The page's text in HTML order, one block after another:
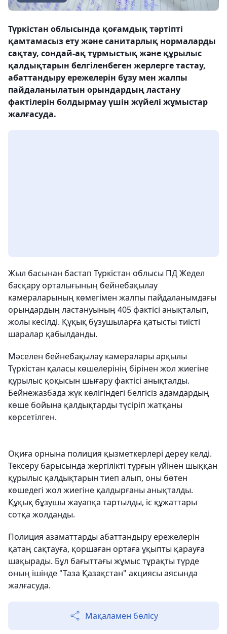
Түркістан облысында қоғамдық тәртіпті
қамтамасыз ету және санитарлық нормаларды
сақтау, сондай-ақ тұрмыстық және құрылыс
қалдықтарын белгіленбеген жерлерге тастау,
абаттандыру ережелерін бұзу мен жалпы
пайдаланылатын орындардың ластану
фактілерін болдырмау үшін жүйелі жұмыстар
жалғасуда.
Жыл басынан бастап Түркістан облысы ПД Жедел
басқару орталығының бейнебақылау
камераларының көмегімен жалпы пайдаланымдағы
орындардың ластануының 405 фактісі анықталып,
жолы кесілді. Құқық бұзушыларға қатысты тиісті
шаралар қабылданды.
Мәселен бейнебақылау камералары арқылы
Түркістан қаласы көшелерінің бірінен жол жиегіне
құрылыс қоқысын шығару фактісі анықталды.
Бейнежазбада жүк көлігіндегі белгісіз адамдардың
көше бойына қалдықтарды түсіріп жатқаны
көрсетілген.
Оқиға орнына полиция қызметкерлері дереу келді.
Тексеру барысында жергілікті тұрғын үйінен шыққан
құрылыс қалдықтарын тиеп алып, оны бөтен
көшедегі жол жиегіне қалдырғаны анықталды.
Құқық бұзушы жауапқа тартылды, іс құжаттары
сотқа жолданды.
Полиция азаматтарды абаттандыру ережелерін
қатаң сақтауға, қоршаған ортаға ұқыпты қарауға
шақырады. Бұл бағыттағы жұмыс тұрақты түрде
оның ішінде "Таза Қазақстан" акциясы аясында
жалғасуда.
Мақаламен бөлісу